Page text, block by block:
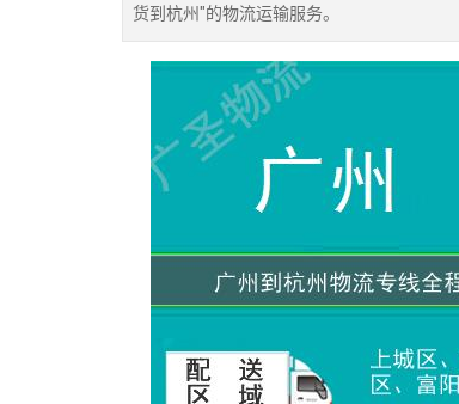
货到杭州"的物流运输服务。